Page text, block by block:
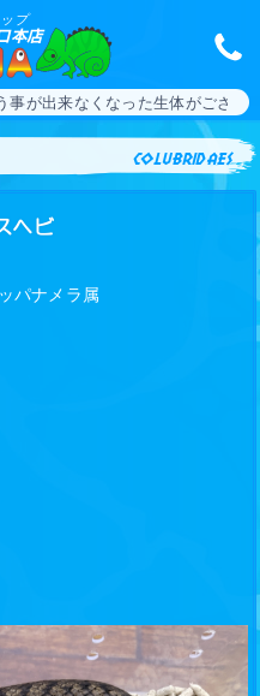
プ
本店
が出来なくなった生体がござ
colubridaes
ヘビ
パナメラ属